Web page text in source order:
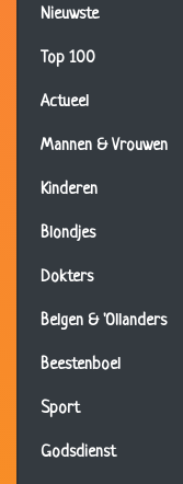
Nieuwste
Top 100
Actueel
Mannen & Vrouwen
Kinderen
Blondjes
Dokters
Belgen & 'Ollanders
Beestenboel
Sport
Godsdienst